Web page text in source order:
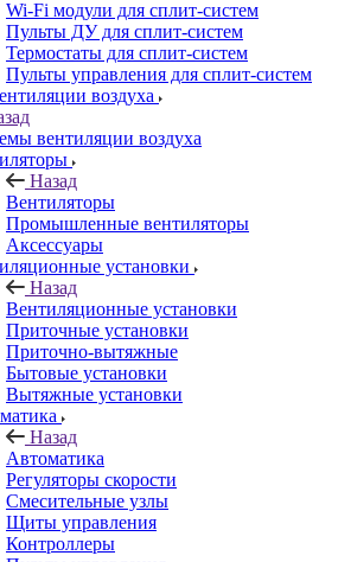
Wi-Fi модули для сплит-систем
Пульты ДУ для сплит-систем
Термостаты для сплит-систем
Пульты управления для сплит-систем
воздуха
вентиляции воздуха
Назад
Вентиляторы
Промышленные вентиляторы
Аксессуары
установки
Назад
Вентиляционные установки
Приточные установки
Приточно-вытяжные
Бытовые установки
Вытяжные установки
Назад
Автоматика
Регуляторы скорости
Смесительные узлы
Щиты управления
Контроллеры